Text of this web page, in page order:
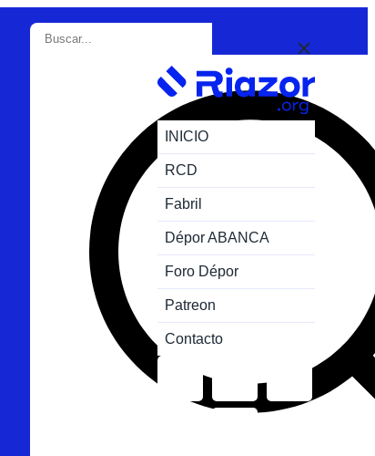
INICIO
RCD
Fabril
Dépor ABANCA
Foro Dépor
Patreon
Contacto